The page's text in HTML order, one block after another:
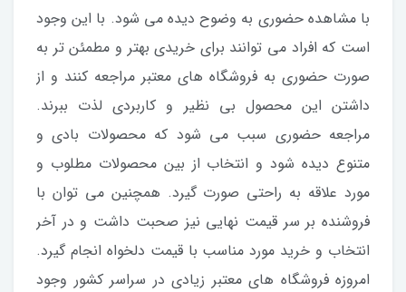
با مشاهده حضوری به وضوح دیده می شود. با این وجود
است که افراد می توانند برای خریدی بهتر و مطمئن تر به
صورت حضوری به فروشگاه های معتبر مراجعه کنند و از
داشتن این محصول بی نظیر و کاربردی لذت ببرند.
مراجعه حضوری سبب می شود که محصولات بادی و
متنوع دیده شود و انتخاب از بین محصولات مطلوب و
مورد علاقه به راحتی صورت گیرد. همچنین می توان با
فروشنده بر سر قیمت نهایی نیز صحبت داشت و در آخر
انتخاب و خرید مورد مناسب با قیمت دلخواه انجام گیرد.
امروزه فروشگاه های معتبر زیادی در سراسر کشور وجود